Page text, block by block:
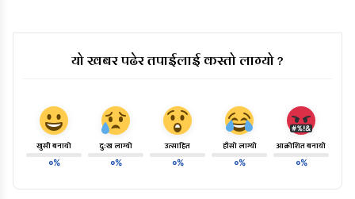
यो खबर पढेर तपाईलाई कस्तो लाग्यो ?
खुसी बनायो
०%
दु:ख लाग्यो
०%
उत्साहित
०%
हाँसो लाग्यो
०%
आक्रोशित बनायो
०%